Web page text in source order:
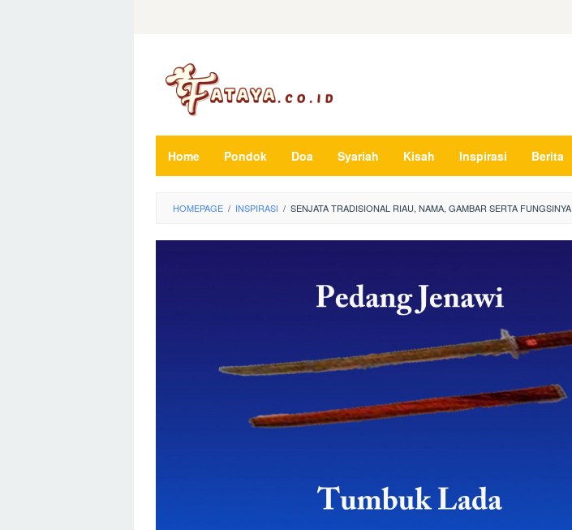
Home Pondok Doa Syariah Kisah Inspirasi Berita
HOMEPAGE / INSPIRASI / SENJATA TRADISIONAL RIAU, NAMA, GAMBAR SERTA FUNGSINYA